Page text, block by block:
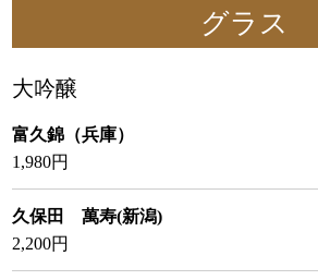
グラス
大吟醸
富久錦（兵庫）
1,980円
久保田 萬寿(新潟)
2,200円